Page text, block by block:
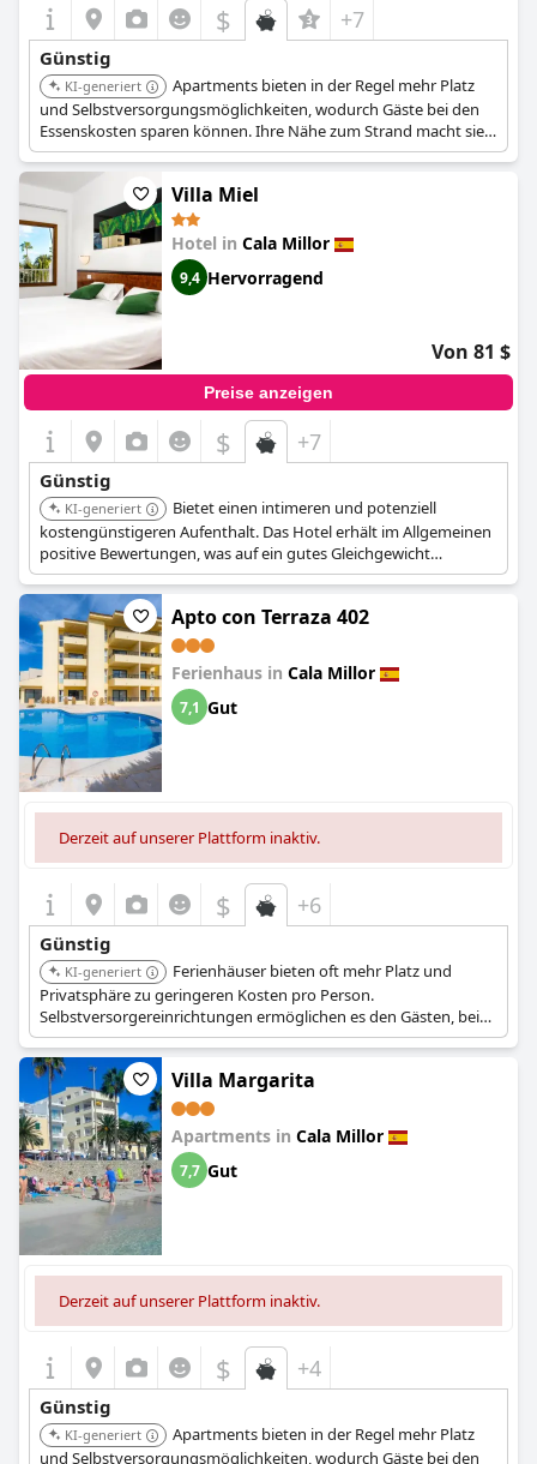
$ +7
Günstig
KI-generiert
Apartments bieten in der Regel mehr Platz
und Selbstversorgungsmöglichkeiten, wodurch Gäste bei den
Essenskosten sparen können. Ihre Nähe zum Strand macht sie
zu einer bequemen und preisgünstigen Option.
Villa Miel
Hotel in Cala Millor
9,4 Hervorragend
Von 81 $
Preise anzeigen
$ +7
Günstig
KI-generiert
Bietet einen intimeren und potenziell
kostengünstigeren Aufenthalt. Das Hotel erhält im Allgemeinen
positive Bewertungen, was auf ein gutes Gleichgewicht
zwischen Qualität und Preis hindeutet.
Apto con Terraza 402
Ferienhaus in Cala Millor
7,1 Gut
Derzeit auf unserer Plattform inaktiv.
$ +6
Günstig
KI-generiert
Ferienhäuser bieten oft mehr Platz und
Privatsphäre zu geringeren Kosten pro Person.
Selbstversorgereinrichtungen ermöglichen es den Gästen, bei
den Verpflegungskosten zu sparen.
Villa Margarita
Apartments in Cala Millor
7,7 Gut
Derzeit auf unserer Plattform inaktiv.
$ +4
Günstig
KI-generiert
Apartments bieten in der Regel mehr Platz
und Selbstversorgungsmöglichkeiten, wodurch Gäste bei den